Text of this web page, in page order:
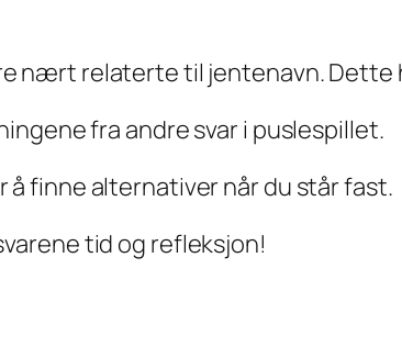
nært relaterte til jentenavn. Dette
fra andre svar i puslespillet.
å finne alternativer når du står fast.
tid og refleksjon!